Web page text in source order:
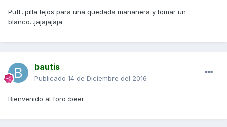
Puff...pilla lejos para una quedada mañanera y tomar un
blanco...jajajajaja
bautis
Publicado 14 de Diciembre del 2016
Bienvenido al foro :beer